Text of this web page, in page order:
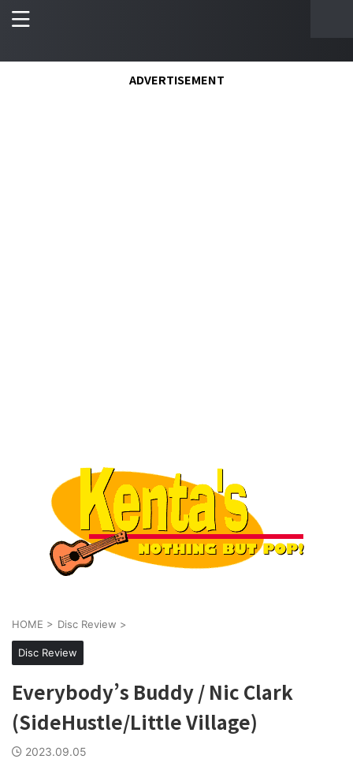
ADVERTISEMENT
HOME > Disc Review >
Disc Review
Everybody’s Buddy / Nic Clark
(SideHustle/Little Village)
2023.09.05